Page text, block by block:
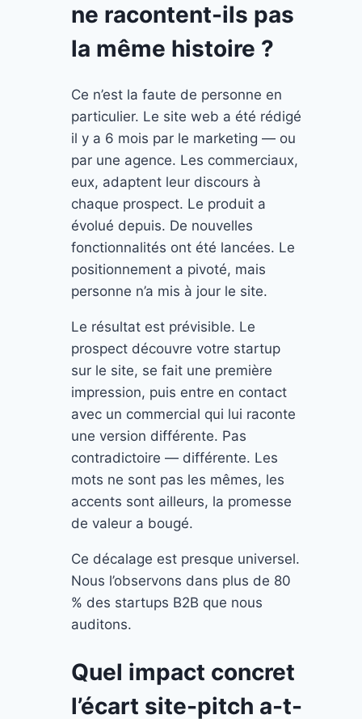
ne racontent-ils pas
la même histoire ?
Ce n’est la faute de personne en
particulier. Le site web a été rédigé
il y a 6 mois par le marketing — ou
par une agence. Les commerciaux,
eux, adaptent leur discours à
chaque prospect. Le produit a
évolué depuis. De nouvelles
fonctionnalités ont été lancées. Le
positionnement a pivoté, mais
personne n’a mis à jour le site.
Le résultat est prévisible. Le
prospect découvre votre startup
sur le site, se fait une première
impression, puis entre en contact
avec un commercial qui lui raconte
une version différente. Pas
contradictoire — différente. Les
mots ne sont pas les mêmes, les
accents sont ailleurs, la promesse
de valeur a bougé.
Ce décalage est presque universel.
Nous l’observons dans plus de 80
% des startups B2B que nous
auditons.
Quel impact concret
l’écart site-pitch a-t-